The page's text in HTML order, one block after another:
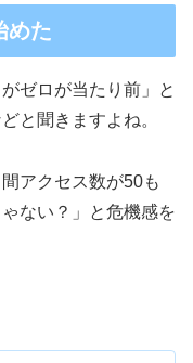
た
ゼロが当たり前」と
と聞きますよね。
アクセス数が50も
ない？」と危機感を